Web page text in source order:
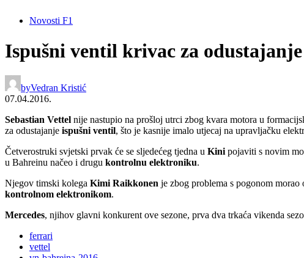
Novosti F1
Ispušni ventil krivac za
byVedran Kristić
07.04.2016.
Sebastian Vettel nije nastupio na prošloj utrci zbog kvara motora u
za odustajanje ispušni ventil, što je kasnije imalo utjecaj na upravljačku
Četverostruki svjetski prvak će se sljedećeg tjedna u Kini pojaviti s novim
u Bahreinu načeo i drugu kontrolnu elektroniku.
Njegov timski kolega Kimi Raikkonen je zbog problema s pogonom morao
kontrolnom elektronikom.
Mercedes, njihov glavni konkurent ove sezone, prva dva trkaća vikenda
ferrari
vettel